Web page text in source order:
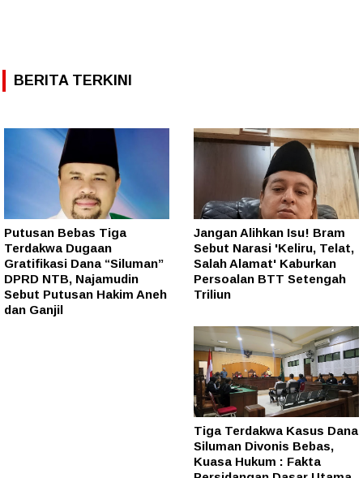
BERITA TERKINI
Putusan Bebas Tiga
Terdakwa Dugaan
Gratifikasi Dana “Siluman”
DPRD NTB, Najamudin
Sebut Putusan Hakim Aneh
dan Ganjil
Jangan Alihkan Isu! Bram
Sebut Narasi 'Keliru, Telat,
Salah Alamat' Kaburkan
Persoalan BTT Setengah
Triliun
Tiga Terdakwa Kasus Dana
Siluman Divonis Bebas,
Kuasa Hukum : Fakta